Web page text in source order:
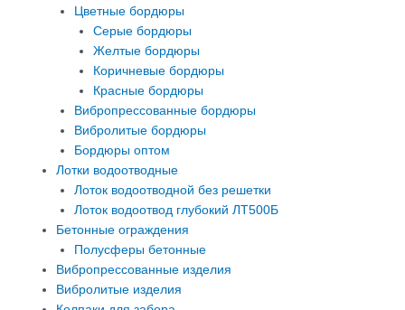
Цветные бордюры
Серые бордюры
Желтые бордюры
Коричневые бордюры
Красные бордюры
Вибропрессованные бордюры
Вибролитые бордюры
Бордюры оптом
Лотки водоотводные
Лоток водоотводной без решетки
Лоток водоотвод глубокий ЛТ500Б
Бетонные ограждения
Полусферы бетонные
Вибропрессованные изделия
Вибролитые изделия